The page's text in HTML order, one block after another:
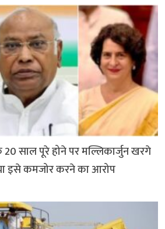
साल पूरे होने पर मल्लिकार्जुन खरगे
इसे कमजोर करने का आरोप